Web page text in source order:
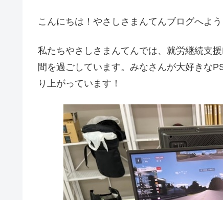
こんにちは！やさしさまんてんブログへよう
私たちやさしさまんてんでは、就労継続支
間を過ごしています。みなさんが大好きな
り上がっています！